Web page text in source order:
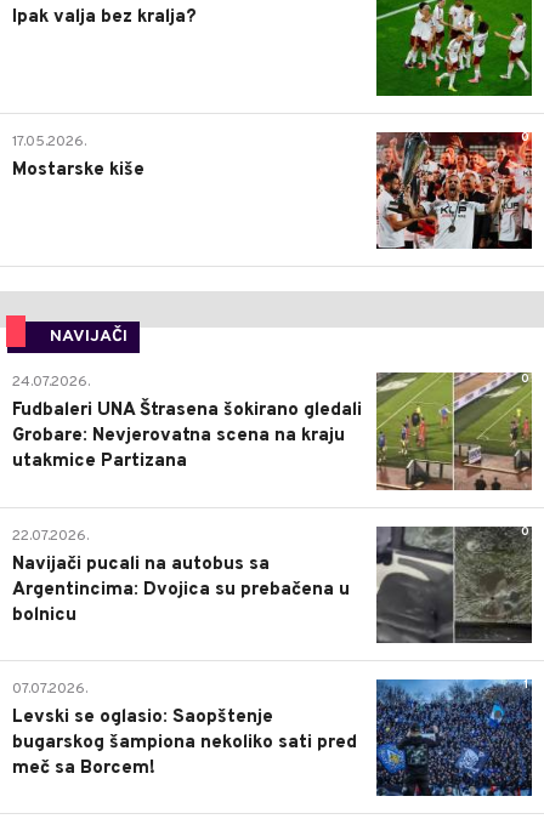
Ipak valja bez kralja?
0
17.05.2026.
Mostarske kiše
NAVIJAČI
0
24.07.2026.
Fudbaleri UNA Štrasena šokirano gledali
Grobare: Nevjerovatna scena na kraju
utakmice Partizana
0
22.07.2026.
Navijači pucali na autobus sa
Argentincima: Dvojica su prebačena u
bolnicu
1
07.07.2026.
Levski se oglasio: Saopštenje
bugarskog šampiona nekoliko sati pred
meč sa Borcem!